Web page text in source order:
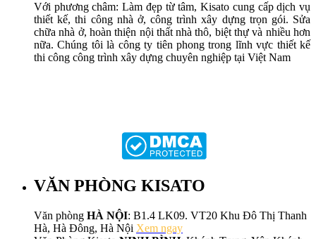
Với phương châm: Làm đẹp từ tâm, Kisato cung cấp dịch vụ
thiết kế, thi công nhà ở, công trình xây dựng trọn gói. Sửa
chữa nhà ở, hoàn thiện nội thất nhà thô, biệt thự và nhiều hơn
nữa. Chúng tôi là công ty tiên phong trong lĩnh vực thiết kế
thi công công trình xây dựng chuyên nghiệp tại Việt Nam
VĂN PHÒNG KISATO
Văn phòng HÀ NỘI: B1.4 LK09. VT20 Khu Đô Thị Thanh
Hà, Hà Đông, Hà Nội Xem ngay